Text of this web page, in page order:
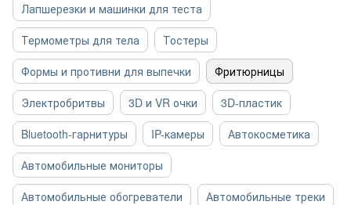
Лапшерезки и машинки для теста
Термометры для тела
Тостеры
Формы и противни для выпечки
Фритюрницы
Электробритвы
3D и VR очки
3D-пластик
Bluetooth-гарнитуры
IP-камеры
Автокосметика
Автомобильные мониторы
Автомобильные обогреватели
Автомобильные треки